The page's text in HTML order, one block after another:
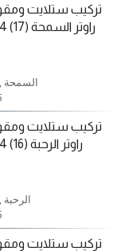
تركيب ستلايت
راوتر السمحة (17) 0564144004
, السمحة
تركيب ستلايت
راوتر الرحبة (16) 0564144004
, الرحبة
تركيب ستلايت